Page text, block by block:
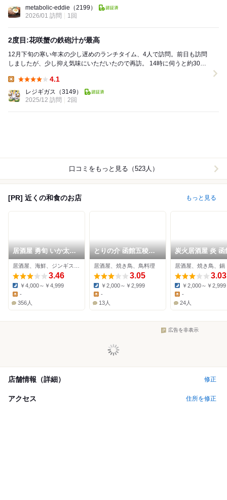
metabolic-eddie （2199）
2026/01 訪問
1回
2度目:花咲蟹の鉄砲汁が最高
12月下旬の寒い年末の少し遅めのランチタイム、4人で訪問。前日も訪問
しましたが、少し抑え気味にいただいたので再訪。 14時に伺うと約30組
4.1
レジギガス （3149）
2025/12 訪問
2回
口コミをもっと見る（523人）
[PR] 近くの和食のお店 もっと見る
居酒屋 勇旬 いか太郎
本店
3.46
Dinner:
￥4,000～￥4,999
-
356人
とりの介 函館五稜郭
店
居酒屋、焼き鳥、鳥料理
3.05
Dinner:
￥2,000～￥2,999
Lunch:
-
13人
炭火居酒屋 炎 函
稜郭店
居酒屋、焼き鳥、鍋
3.03
Dinner:
￥2,000～￥2,999
Lunch:
-
24人
広告を非表示
店舗情報（詳細） 修正
アクセス 住所を修正